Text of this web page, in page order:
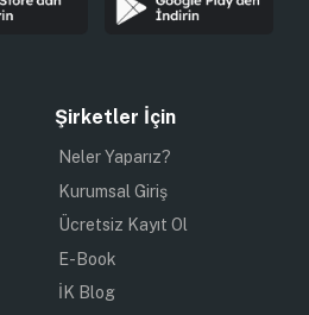
Şirketler İçin
Neler Yaparız?
Kurumsal Giriş
Ücretsiz Kayıt Ol
E-Book
İK Blog